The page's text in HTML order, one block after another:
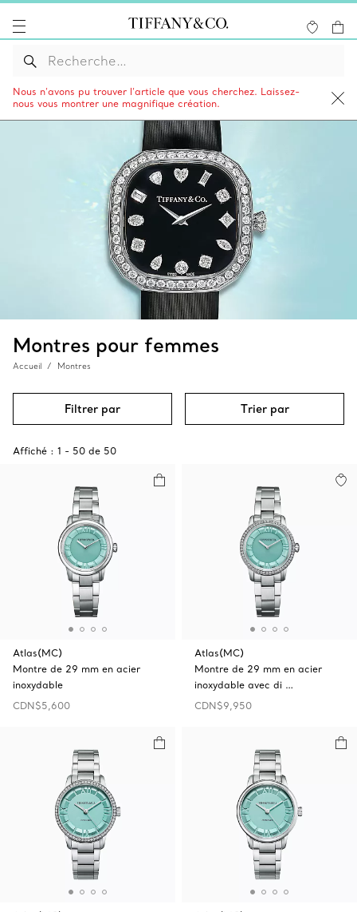
Nous n’avons pu trouver l’article que vous cherchez. Laissez-
nous vous montrer une magnifique création.
Montres pour femmes
Accueil Montres
Filtrer par Trier par
Affiché : 1 - 50 de 50
Atlas(MC)
Montre de 29 mm en acier
inoxydable
CDN$5,600
Atlas(MC)
Montre de 29 mm en acier
inoxydable avec di …
CDN$9,950